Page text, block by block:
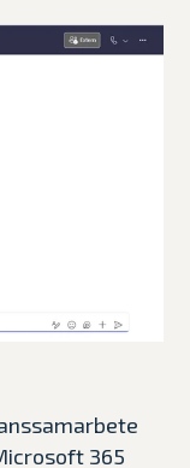
365